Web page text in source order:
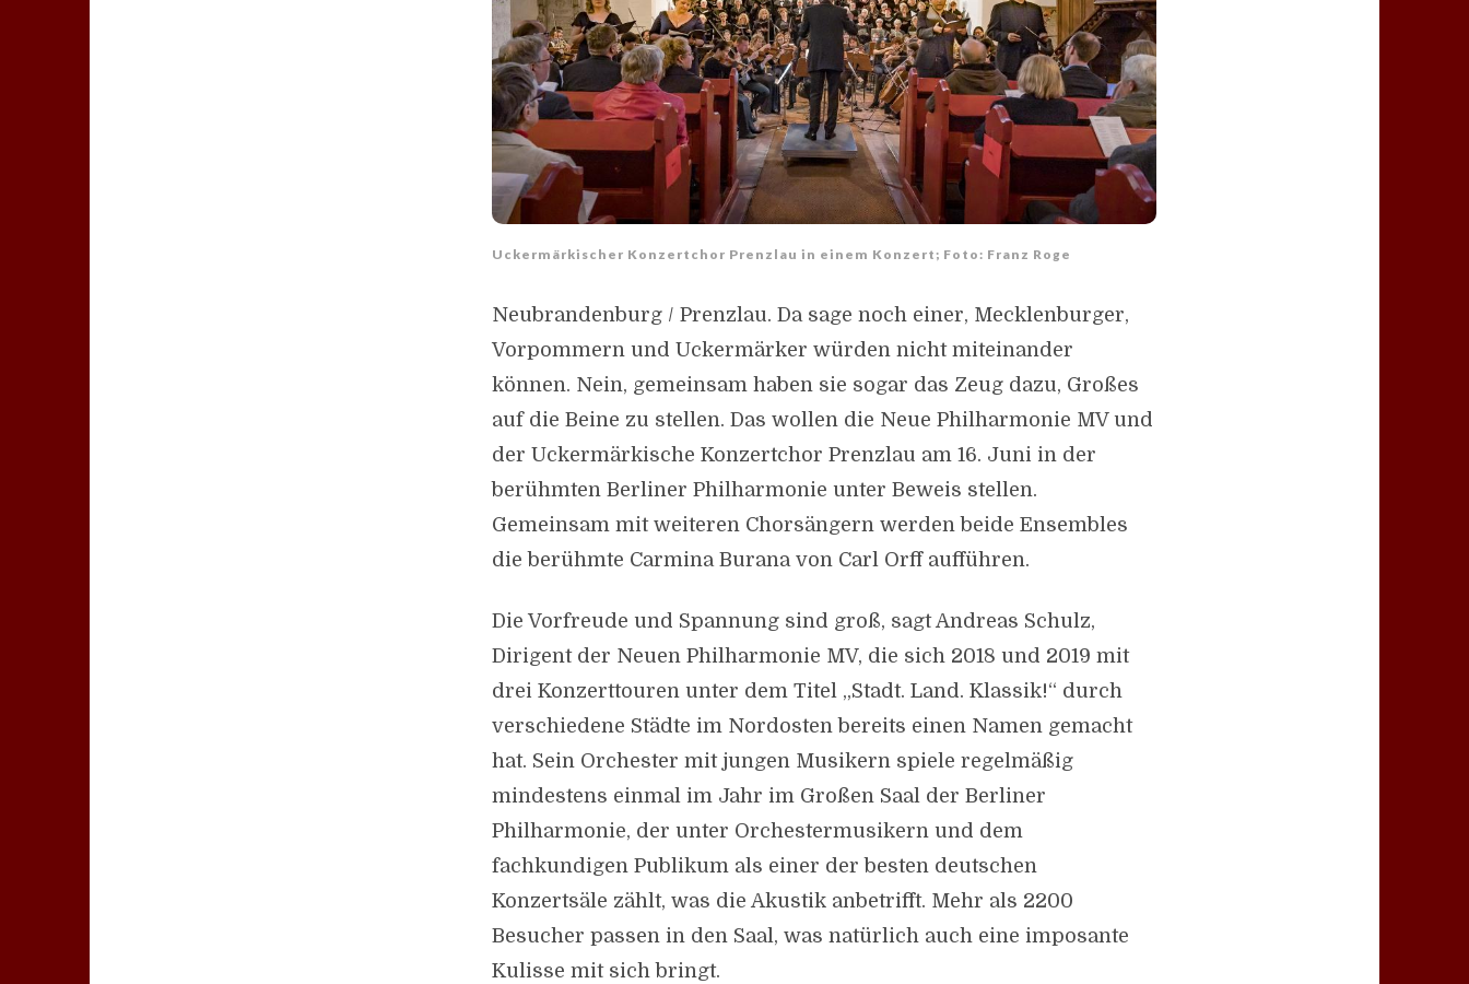
Uckermärkischer Konzertchor Prenzlau in einem Konzert; Foto: Franz Roge
Neubrandenburg / Prenzlau. Da sage noch einer, Mecklenburger,
Vorpommern und Uckermärker würden nicht miteinander
können. Nein, gemeinsam haben sie sogar das Zeug dazu, Großes
auf die Beine zu stellen. Das wollen die Neue Philharmonie MV und
der Uckermärkische Konzertchor Prenzlau am 16. Juni in der
berühmten Berliner Philharmonie unter Beweis stellen.
Gemeinsam mit weiteren Chorsängern werden beide Ensembles
die berühmte Carmina Burana von Carl Orff aufführen.
Die Vorfreude und Spannung sind groß, sagt Andreas Schulz,
Dirigent der Neuen Philharmonie MV, die sich 2018 und 2019 mit
drei Konzerttouren unter dem Titel „Stadt. Land. Klassik!“ durch
verschiedene Städte im Nordosten bereits einen Namen gemacht
hat. Sein Orchester mit jungen Musikern spiele regelmäßig
mindestens einmal im Jahr im Großen Saal der Berliner
Philharmonie, der unter Orchestermusikern und dem
fachkundigen Publikum als einer der besten deutschen
Konzertsäle zählt, was die Akustik anbetrifft. Mehr als 2200
Besucher passen in den Saal, was natürlich auch eine imposante
Kulisse mit sich bringt.